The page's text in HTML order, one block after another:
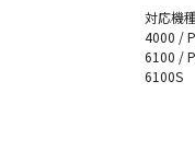
対応機
4000 /
6100 /
6100S